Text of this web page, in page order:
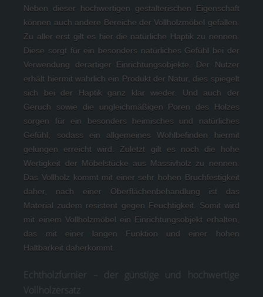
Neben dieser hochwertigen gestalterischen Eigenschaft
können auch andere Bereiche der Vollholzmöbel gefallen.
Zu aller erst gilt es hier die natürliche Haptik zu nennen.
Diese sorgt für ein besonders natürliches Gefühl bei der
Verwendung derartiger Einrichtungsobjekte. Der Nutzer
erhält hiermit wahrlich ein Produkt der Natur, dies spiegelt
sich bei der Haptik ganz klar wieder. Und auch der
Geruch sowie die ungleichmäßigen Poren des Holzes
sorgen für ein besonders heimisches und natürliches
Gefühl, sodass ein allgemeines Wohlbefinden hiermit
gelungen erreicht wird. Zuletzt gilt es noch die hohe
Wertigkeit der Möbelstücke aus Massivholz zu nennen.
Das Vollholz kommt mit einer sehr hohen Bruchfestigkeit
daher, nach einer Oberflächenbehandlung ist das
Material zudem resistent gegen Feuchtigkeit. Somit wird
mit einem Vollholzmöbel ein Einrichtungsobjekt erhalten,
das mit einer langen Funktion und einer hohen
Haltbarkeit daherkommt.
Echtholzfurnier – der günstige und hochwertige
Vollholzersatz